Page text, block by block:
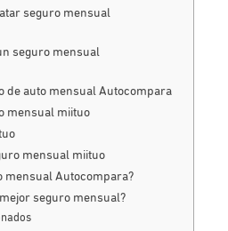
seguro mensual
seguro mensual
de auto mensual Autocompara
mensual miituo
mensual miituo
mensual Autocompara?
seguro mensual?